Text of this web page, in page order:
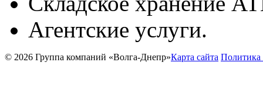
Агентские услуги.
© 2026 Группа компаний «Волга-Днепр»Карта сайта Политика